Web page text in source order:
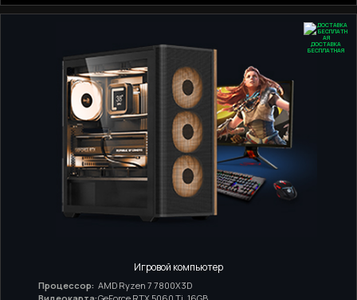
ДОСТАВКА
БЕСПЛАТНАЯ
Игровой компьютер
Процессор: AMD Ryzen 7 7800X3D